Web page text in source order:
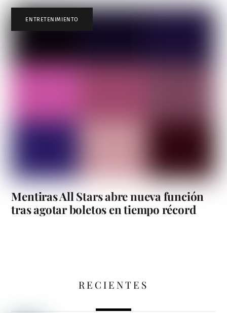
ENTRETENIMIENTO
Mentiras All Stars abre nueva función
tras agotar boletos en tiempo récord
RECIENTES